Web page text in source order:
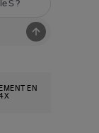
S ?
EN